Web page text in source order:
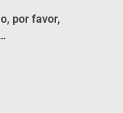
por favor,